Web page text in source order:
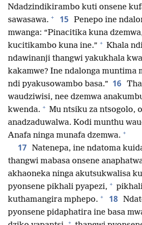
Ndadzindikirambo kuti onsene
sawasawa. + 15 Penepo ine
mwanga: “Pinacitika kuna
kucitikambo kuna ine.” + Khala
ndawinanji thangwi yakukhala
kakamwe? Ine ndalonga muntima
ndi pyakusowambo basa.” 16
waudziwisi, nee dzemwa
kwenda. + Mu ntsiku za ntsogolo,
anadzaduwalwa. Kodi munthu
Anafa ninga munafa dzemwa. +
17 Natenepa, ine ndatoma
thangwi mabasa onsene
akhaoneka ninga akutsukwalisa
pyonsene pikhali pyapezi, +
kuthamangira mphepo. + 18
pyonsene pidaphatira ine basa
+